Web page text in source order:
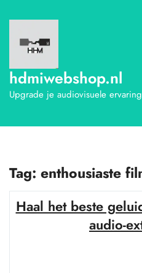
naar
inhoud
hdmiwebshop.nl
Upgrade je audiovisuele ervaring
Tag: enthousiaste
Haal het beste
audio-